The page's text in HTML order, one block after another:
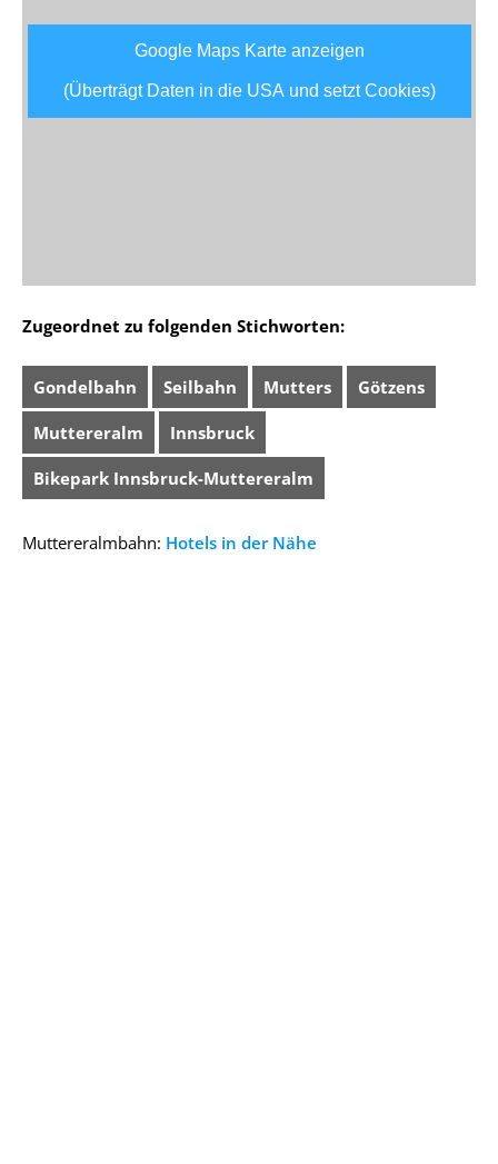
Google Maps Karte anzeigen
(Überträgt Daten in die USA und setzt Cookies)
Zugeordnet zu folgenden Stichworten:
Gondelbahn Seilbahn Mutters Götzens
Muttereralm Innsbruck
Bikepark Innsbruck-Muttereralm
Muttereralmbahn: Hotels in der Nähe